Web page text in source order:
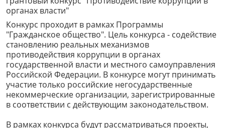
Конкурс проходит в рамках Программы
"Гражданское общество". Цель конкурса - содействие
становлению реальных механизмов
противодействия коррупции в органах
государственной власти и местного самоуправления
Российской Федерации. В конкурсе могут принимать
участие только российские негосударственные
некоммерческие организации, зарегистрированные
в соответствии с действующим законодательством.
В рамках конкурса будут рассматриваться проекты,